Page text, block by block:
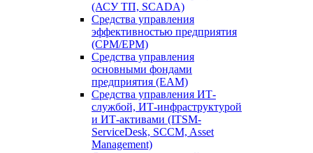
(АСУ ТП, SCADA)
Средства управления
эффективностью предприятия
(CPM/EPM)
Средства управления
основными фондами
предприятия (EAM)
Средства управления ИТ-
службой, ИТ-инфраструктурой
и ИТ-активами (ITSM-
ServiceDesk, SCCM, Asset
Management)